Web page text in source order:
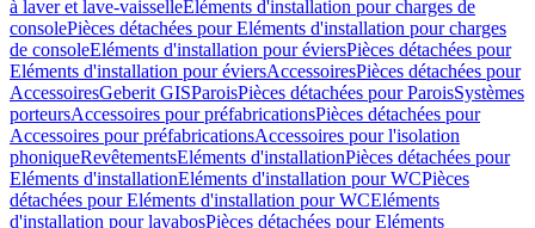
à laver et lave-vaisselleEléments d'installation pour charges de
consolePièces détachées pour Eléments d'installation pour charges
de consoleEléments d'installation pour éviersPièces détachées pour
Eléments d'installation pour éviersAccessoiresPièces détachées pour
AccessoiresGeberit GISParoisPièces détachées pour ParoisSystèmes
porteursAccessoires pour préfabricationsPièces détachées pour
Accessoires pour préfabricationsAccessoires pour l'isolation
phoniqueRevêtementsEléments d'installationPièces détachées pour
Eléments d'installationEléments d'installation pour WCPièces
détachées pour Eléments d'installation pour WCEléments
d'installation pour lavabosPièces détachées pour Eléments